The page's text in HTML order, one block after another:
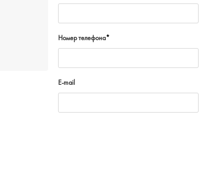
Номер телефона*
E-mail